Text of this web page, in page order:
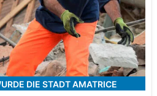
DIE STADT AMATRICE